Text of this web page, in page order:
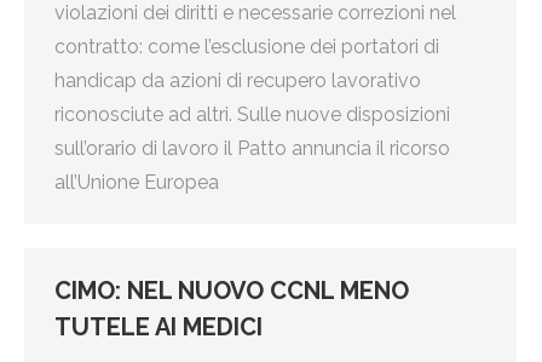
violazioni dei diritti e necessarie correzioni nel
contratto: come l’esclusione dei portatori di
handicap da azioni di recupero lavorativo
riconosciute ad altri. Sulle nuove disposizioni
sull’orario di lavoro il Patto annuncia il ricorso
all’Unione Europea
CIMO: NEL NUOVO CCNL MENO
TUTELE AI MEDICI